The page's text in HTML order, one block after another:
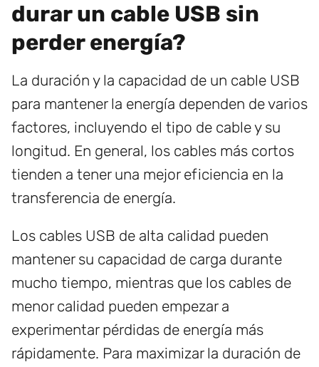
durar un cable USB sin
perder energía?
La duración y la capacidad de un cable USB
para mantener la energía dependen de varios
factores, incluyendo el tipo de cable y su
longitud. En general, los cables más cortos
tienden a tener una mejor eficiencia en la
transferencia de energía.
Los cables USB de alta calidad pueden
mantener su capacidad de carga durante
mucho tiempo, mientras que los cables de
menor calidad pueden empezar a
experimentar pérdidas de energía más
rápidamente. Para maximizar la duración de